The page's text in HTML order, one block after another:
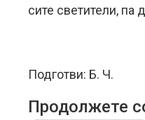
сите светители, па
Подготви: Б. Ч.
Продолжете